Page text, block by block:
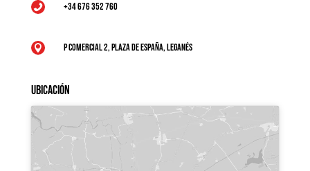
 +34 676 352 760
 P Comercial 2, Plaza de España, Leganés
Ubicación